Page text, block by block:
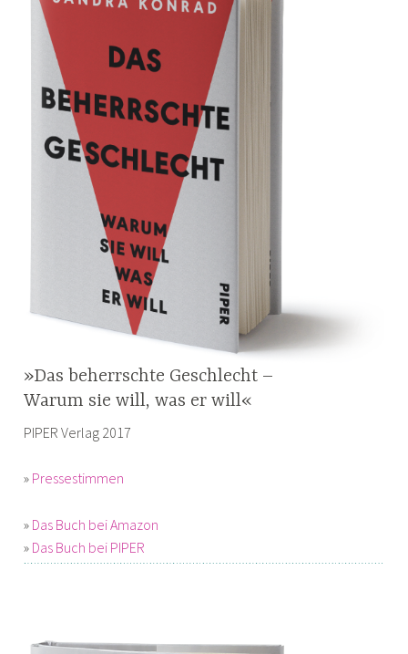
»Das beherrschte Geschlecht –
Warum sie will, was er will«
PIPER Verlag 2017
» Pressestimmen
» Das Buch bei Amazon
» Das Buch bei PIPER